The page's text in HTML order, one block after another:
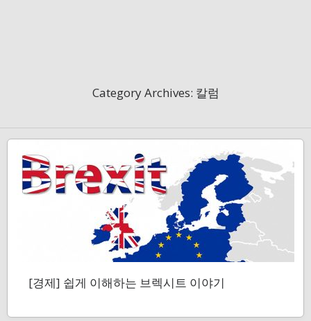
Category Archives: 칼럼
[경제] 쉽게 이해하는 브렉시트 이야기